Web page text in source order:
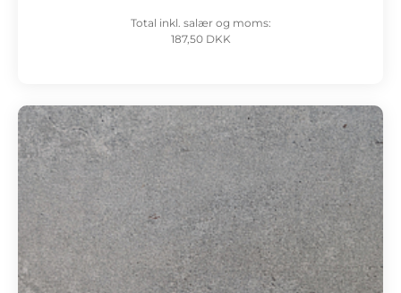
Total inkl. salær og moms:
187,50 DKK